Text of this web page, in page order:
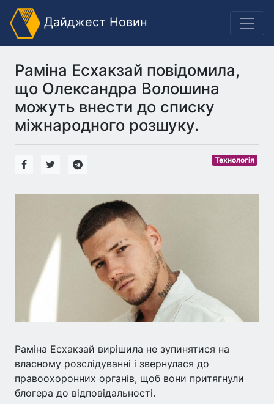
Дайджест Новин
Раміна Есхакзай повідомила,
що Олександра Волошина
можуть внести до списку
міжнародного розшуку.
Технологія
Раміна Есхакзай вирішила не зупинятися на
власному розслідуванні і звернулася до
правоохоронних органів, щоб вони притягнули
блогера до відповідальності.